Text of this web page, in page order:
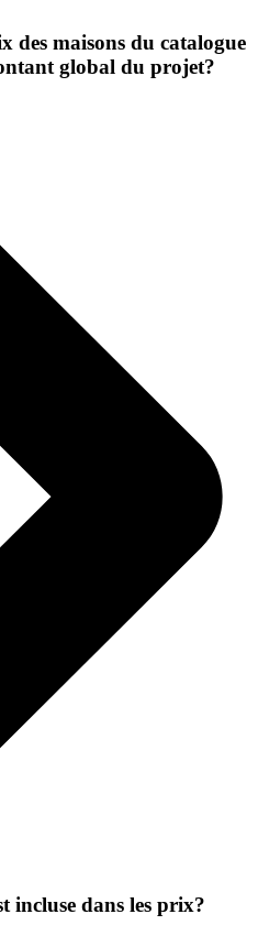
des maisons du catalogue
global du projet?
incluse dans les prix?